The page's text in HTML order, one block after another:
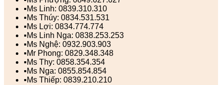
▪️Ms Linh: 0839.310.310
▪️Ms Thúy: 0834.531.531
▪️Ms Lợi: 0834.774.774
▪️Ms Linh Nga: 0838.253.253
▪️Ms Nghệ: 0932.903.903
▪️Mr Phong: 0829.348.348
▪️Ms Thy: 0858.354.354
▪️Ms Nga: 0855.854.854
▪️Ms Thiếp: 0839.210.210